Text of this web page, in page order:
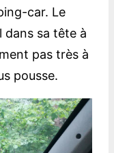
car. Le
dans sa tête à
pas très à
pousse.